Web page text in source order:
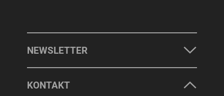
NEWSLETTER
KONTAKT